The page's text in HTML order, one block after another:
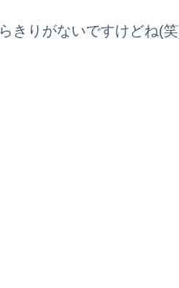
きりがないですけどね(